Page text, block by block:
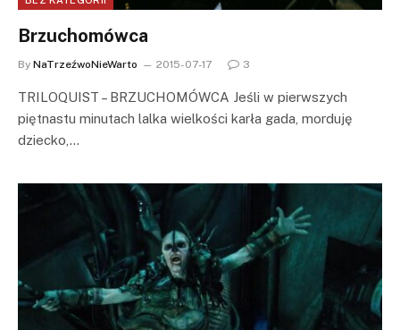
Brzuchomówca
By NaTrzeźwoNieWarto 2015-07-17 3
TRILOQUIST – BRZUCHOMÓWCA Jeśli w pierwszych
piętnastu minutach lalka wielkości karła gada, morduję
dziecko,…